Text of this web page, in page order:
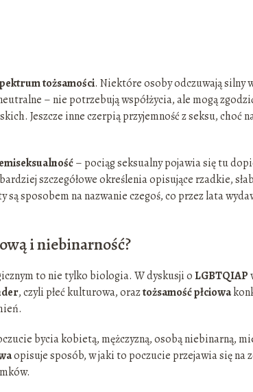
tożsamości. Niektóre osoby odczuwają silny
– nie potrzebują współżycia, ale mogą
Jeszcze inne czerpią przyjemność z seksu, choć
– pociąg seksualny pojawia się tu
szczegółowe określenia opisujące rzadkie,
sposobem na nazwanie czegoś, co przez lata
i niebinarność?
to nie tylko biologia. W dyskusji oLGBTQIAP
, czyli płeć kulturowa, oraztożsamość płciowa
bycia kobietą, mężczyzną, osobą niebinarną,
opisuje sposób, w jaki to poczucie przejawia się na